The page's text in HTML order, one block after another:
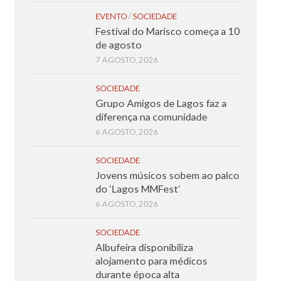
EVENTO/SOCIEDADE
Festival do Marisco começa a 10
de agosto
7 AGOSTO, 2026
SOCIEDADE
Grupo Amigos de Lagos faz a
diferença na comunidade
6 AGOSTO, 2026
SOCIEDADE
Jovens músicos sobem ao palco
do ‘Lagos MMFest’
6 AGOSTO, 2026
SOCIEDADE
Albufeira disponibiliza
alojamento para médicos
durante época alta